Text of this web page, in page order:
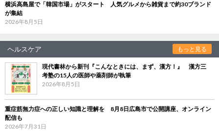
横浜高島屋で「韓国市場」がスタート 人気グルメから雑貨まで約30ブランド
が集結
2026年8月5日
ヘルスケア もっと見る
現代書林から新刊『こんなときには、まず、漢方！』 漢方三
考塾の15人の医師や薬剤師が執筆
2026年8月5日
重症筋無力症への正しい知識と理解を 8月8日広島市で公開講座、オンライン
配信も
2026年7月31日